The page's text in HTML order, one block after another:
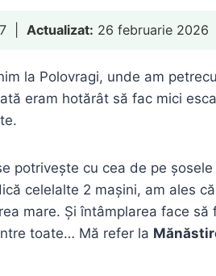
| Actualizat: 26 februarie 2026
la Polovragi, unde am
eram hotărât să fac mici
potrivește cu cea de pe
celelalte 2 mașini, am ales
mare. Și întâmplarea face să
toate… Mă refer la